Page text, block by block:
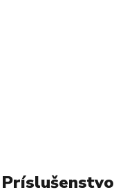
Príslušenstvo